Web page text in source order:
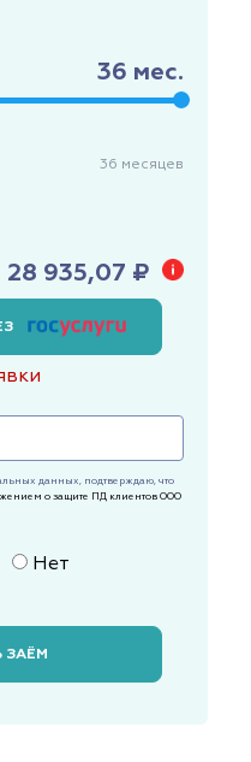
36 мес.
36 месяцев
28 935,07 ₽
данных, подтверждаю, что
о защите ПД клиентов ООО
Нет
ЗАЁМ